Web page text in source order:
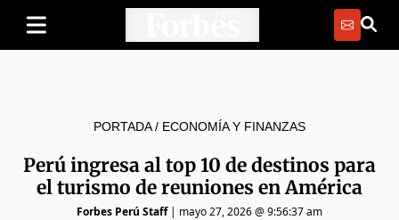
PORTADA/ ECONOMÍA Y FINANZAS
Perú ingresa al top 10 de destinos para
el turismo de reuniones en América
Forbes Perú Staff| mayo 27, 2026 @ 9:56:37 am